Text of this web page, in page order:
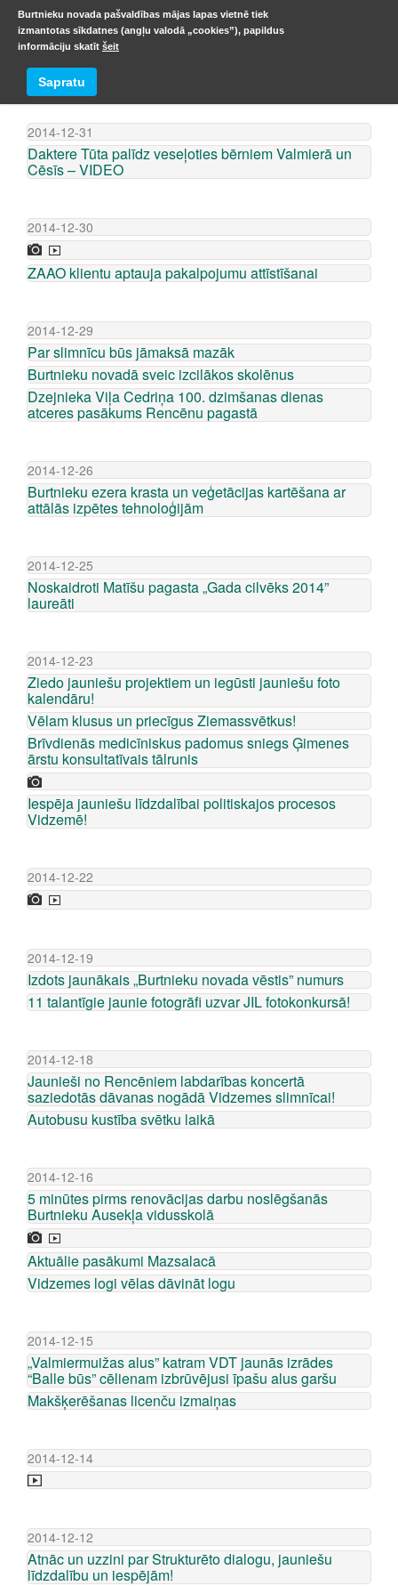
ZIŅU ARHĪVS
2014-12-31
Daktere Tūta palīdz veseļoties bērniem Valmierā un
Cēsīs – VIDEO
2014-12-30
ZAAO klientu aptauja pakalpojumu attīstīšanai
2014-12-29
Par slimnīcu būs jāmaksā mazāk
Burtnieku novadā sveic izcilākos skolēnus
Dzejnieka Viļa Cedriņa 100. dzimšanas dienas
atceres pasākums Rencēnu pagastā
2014-12-26
Burtnieku ezera krasta un veģetācijas kartēšana ar
attālās izpētes tehnoloģijām
2014-12-25
Noskaidroti Matīšu pagasta „Gada cilvēks 2014”
laureāti
2014-12-23
Ziedo jauniešu projektiem un iegūsti jauniešu foto
kalendāru!
Vēlam klusus un priecīgus Ziemassvētkus!
Brīvdienās medicīniskus padomus sniegs Ģimenes
ārstu konsultatīvais tālrunis
Iespēja jauniešu līdzdalībai politiskajos procesos
Vidzemē!
2014-12-22
2014-12-19
Izdots jaunākais „Burtnieku novada vēstis” numurs
11 talantīgie jaunie fotogrāfi uzvar JIL fotokonkursā!
2014-12-18
Jaunieši no Rencēniem labdarības koncertā
saziedotās dāvanas nogādā Vidzemes slimnīcai!
Autobusu kustība svētku laikā
2014-12-16
5 minūtes pirms renovācijas darbu noslēgšanās
Burtnieku Ausekļa vidusskolā
Aktuālie pasākumi Mazsalacā
Vidzemes logi vēlas dāvināt logu
2014-12-15
„Valmiermuižas alus” katram VDT jaunās izrādes
“Balle būs” cēlienam izbrūvējusi īpašu alus garšu
Makšķerēšanas licenču izmaiņas
2014-12-14
2014-12-12
Atnāc un uzzini par Strukturēto dialogu, jauniešu
līdzdalību un iespējām!
Burtnieku novada pašvaldības mājas lapas vietnē tiek
izmantotas sīkdatnes (angļu valodā „cookies”), papildus
informāciju skatīt šeit
Sapratu